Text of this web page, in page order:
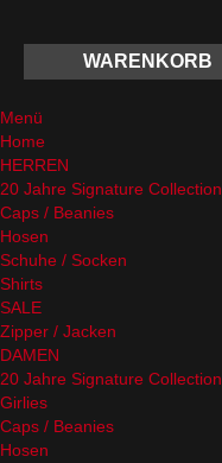
WARENKORB
Menü
Home
HERREN
20 Jahre Signature Collection
Caps / Beanies
Hosen
Schuhe / Socken
Shirts
SALE
Zipper / Jacken
DAMEN
20 Jahre Signature Collection
Girlies
Caps / Beanies
Hosen